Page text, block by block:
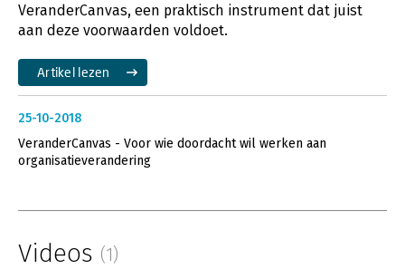
VeranderCanvas, een praktisch instrument dat juist
aan deze voorwaarden voldoet.
Artikel lezen
25-10-2018
VeranderCanvas - Voor wie doordacht wil werken aan
organisatieverandering
Videos (1)